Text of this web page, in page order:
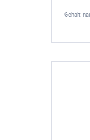
Gehalt: